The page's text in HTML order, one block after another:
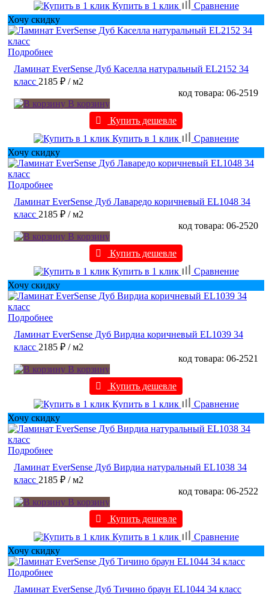
Купить в 1 клик
Сравнение
Хочу скидку
Подробнее
Ламинат EverSense Дуб Каселла натуральный EL2152 34
класс 2185 ₽ / м2
код товара: 06-2519
В корзину
Купить дешевле
Купить в 1 клик
Сравнение
Хочу скидку
Подробнее
Ламинат EverSense Дуб Лаваредо коричневый EL1048 34
класс 2185 ₽ / м2
код товара: 06-2520
В корзину
Купить дешевле
Купить в 1 клик
Сравнение
Хочу скидку
Подробнее
Ламинат EverSense Дуб Вирдиа коричневый EL1039 34
класс 2185 ₽ / м2
код товара: 06-2521
В корзину
Купить дешевле
Купить в 1 клик
Сравнение
Хочу скидку
Подробнее
Ламинат EverSense Дуб Вирдиа натуральный EL1038 34
класс 2185 ₽ / м2
код товара: 06-2522
В корзину
Купить дешевле
Купить в 1 клик
Сравнение
Хочу скидку
Подробнее
Ламинат EverSense Дуб Тичино браун EL1044 34 класс